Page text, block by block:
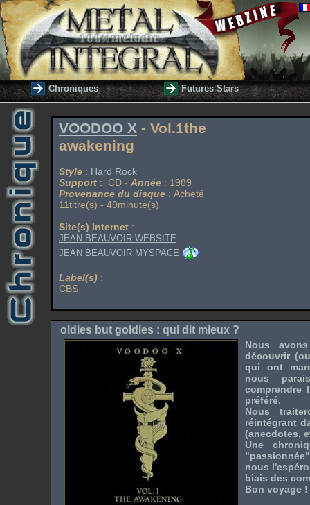
Chroniques Futures Stars
VOODOO X - Vol.1the
awakening
Style : Hard Rock
Support : CD - Année : 1989
Provenance du disque : Acheté
11titre(s) - 49minute(s)
Site(s) Internet :
JEAN BEAUVOIR WEBSITE
JEAN BEAUVOIR MYSPACE
Label(s) :
CBS
oldies but goldies : qui dit mieux ?
Nous
découvrir
qui ont
nous
comprendre
préféré.
Nous
réintégrant
(anecdotes,
Une
nous
biais des
Bon voyage !